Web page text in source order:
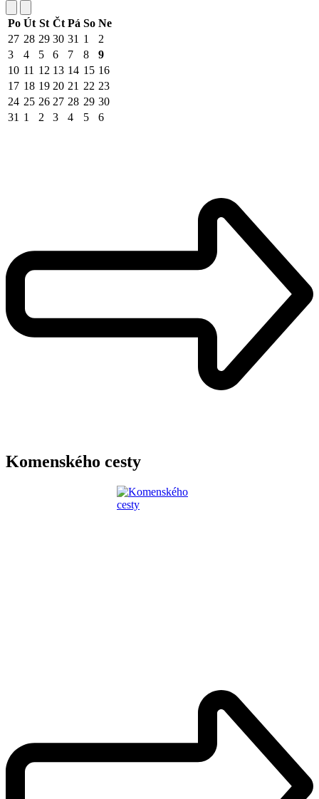
Po Út St Čt Pá So Ne
27 28 29 30 31 1
2
3
4 5 6 7 8
9
10 11 12 13 14 15 16
17 18 19 20 21 22 23
24 25 26 27 28 29 30
31 1 2 3 4 5 6
Komenského cesty